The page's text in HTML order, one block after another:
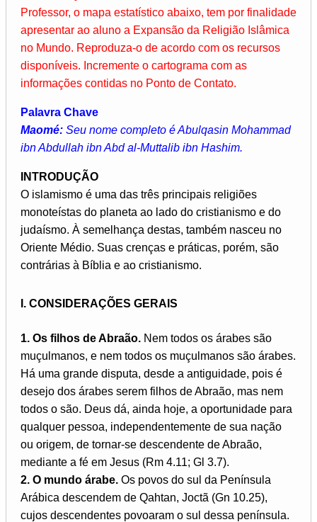
Professor, o mapa estatístico abaixo, tem por finalidade
apresentar ao aluno a Expansão da Religião Islâmica
no Mundo. Reproduza-o de acordo com os recursos
disponíveis. Incremente o cartograma com as
informações contidas no Ponto de Contato.
Palavra Chave
Maomé: Seu nome completo é Abulqasin Mohammad
ibn Abdullah ibn Abd al-Muttalib ibn Hashim.
INTRODUÇÃO
O islamismo é uma das três principais religiões
monoteístas do planeta ao lado do cristianismo e do
judaísmo. À semelhança destas, também nasceu no
Oriente Médio. Suas crenças e práticas, porém, são
contrárias à Bíblia e ao cristianismo.
I. CONSIDERAÇÕES GERAIS
1. Os filhos de Abraão. Nem todos os árabes são
muçulmanos, e nem todos os muçulmanos são árabes.
Há uma grande disputa, desde a antiguidade, pois é
desejo dos árabes serem filhos de Abraão, mas nem
todos o são. Deus dá, ainda hoje, a oportunidade para
qualquer pessoa, independentemente de sua nação
ou origem, de tornar-se descendente de Abraão,
mediante a fé em Jesus (Rm 4.11; Gl 3.7).
2. O mundo árabe. Os povos do sul da Península
Arábica descendem de Qahtan, Joctã (Gn 10.25),
cujos descendentes povoaram o sul dessa península.